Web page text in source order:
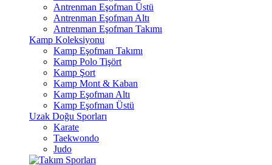
Antrenman Eşofman Üstü
Antrenman Eşofman Altı
Antrenman Eşofman Takımı
Kamp Koleksiyonu
Kamp Eşofman Takımı
Kamp Polo Tişört
Kamp Şort
Kamp Mont & Kaban
Kamp Eşofman Altı
Kamp Eşofman Üstü
Uzak Doğu Sporları
Karate
Taekwondo
Judo